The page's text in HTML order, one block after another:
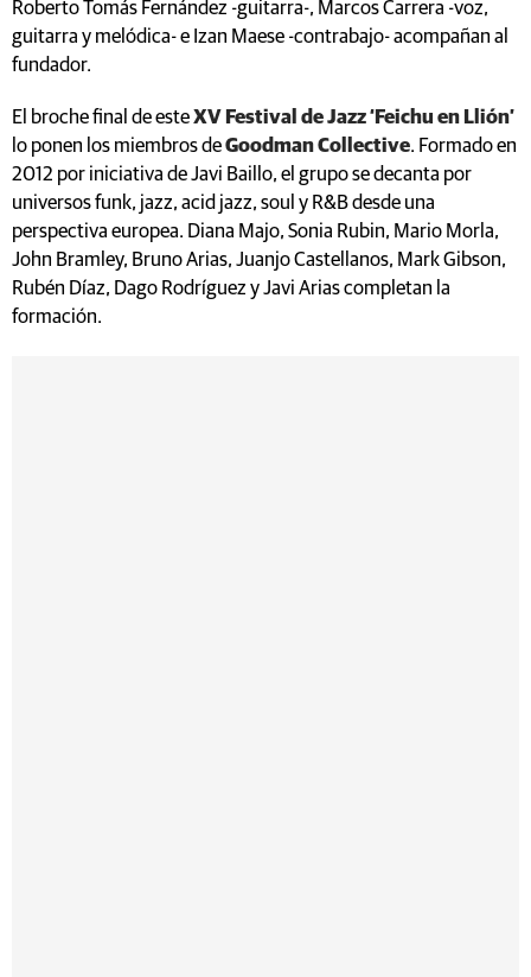
Roberto Tomás Fernández -guitarra-, Marcos Carrera -voz,
guitarra y melódica- e Izan Maese -contrabajo- acompañan al
fundador.
El broche final de esteXV Festival de Jazz ‘Feichu en Llión’
lo ponen los miembros deGoodman Collective. Formado en
2012 por iniciativa de Javi Baillo, el grupo se decanta por
universos funk, jazz, acid jazz, soul y R&B desde una
perspectiva europea. Diana Majo, Sonia Rubin, Mario Morla,
John Bramley, Bruno Arias, Juanjo Castellanos, Mark Gibson,
Rubén Díaz, Dago Rodríguez y Javi Arias completan la
formación.